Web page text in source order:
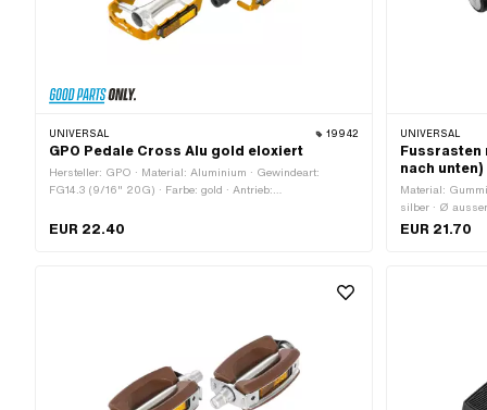
UNIVERSAL 19942
GPO Pedale Cross Alu gold eloxiert
Hersteller: GPO · Material: Aluminium · Gewindeart:
FG14.3 (9/16" 20G) · Farbe: gold · Antrieb:
eloxiert · Reflektoren: Ja
EUR 22.40
UNIVERSAL
Fussrasten
nach unten)
Material:
silber · Ø
Gesamtlänge:
EUR 21.70